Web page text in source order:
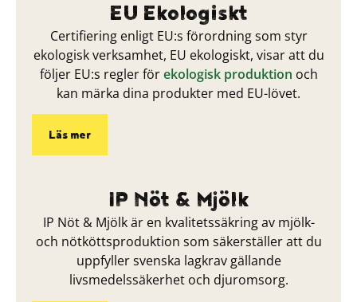
EU Ekologiskt
Certifiering enligt EU:s förordning som styr
ekologisk verksamhet, EU ekologiskt, visar att du
följer EU:s regler förekologisk produktion och
kan märka dina produkter med EU-lövet.
Läs mer
IP Nöt & Mjölk
IP Nöt & Mjölk är en kvalitetssäkring av mjölk-
och nötköttsproduktion som säkerställer att du
uppfyller svenska lagkrav gällande
livsmedelssäkerhet och djuromsorg.